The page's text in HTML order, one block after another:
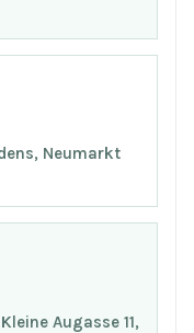
Neumarkt
Augasse 11,